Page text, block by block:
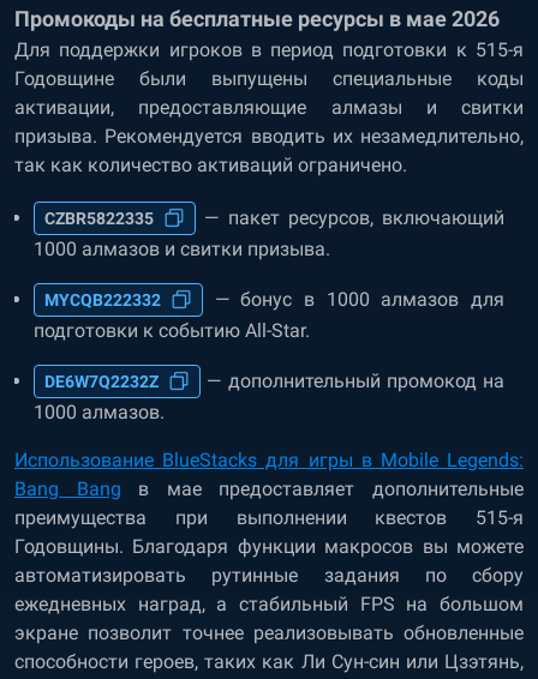
Промокоды на бесплатные ресурсы в мае 2026
Для поддержки игроков в период подготовки к 515-я
Годовщине были выпущены специальные коды
активации, предоставляющие алмазы и свитки
призыва. Рекомендуется вводить их незамедлительно,
так как количество активаций ограничено.
CZBR5822335
— пакет ресурсов, включающий
1000 алмазов и свитки призыва.
MYCQB222332
— бонус в 1000 алмазов для
подготовки к событию All-Star.
DE6W7Q2232Z
— дополнительный промокод на
1000 алмазов.
Использование BlueStacks для игры в Mobile Legends:
Bang Bang в мае предоставляет дополнительные
преимущества при выполнении квестов 515-я
Годовщины. Благодаря функции макросов вы можете
автоматизировать рутинные задания по сбору
ежедневных наград, а стабильный FPS на большом
экране позволит точнее реализовывать обновленные
способности героев, таких как Ли Сун-син или Цзэтянь,